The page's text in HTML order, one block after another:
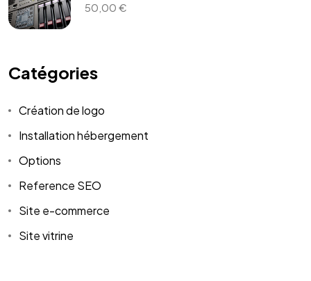
50,00 €
Catégories
Création de logo
Installation hébergement
Options
Reference SEO
Site e-commerce
Site vitrine
Contactez-moi